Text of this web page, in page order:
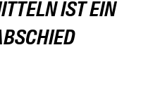
IST EIN